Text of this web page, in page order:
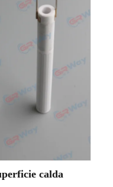
calda